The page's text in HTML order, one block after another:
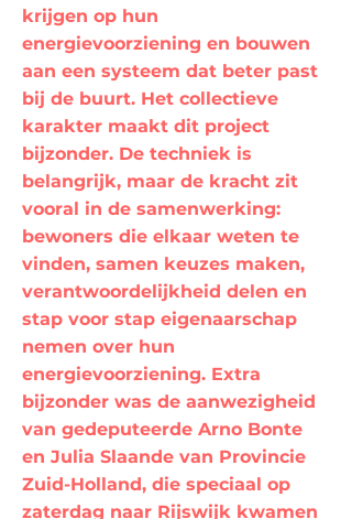
krijgen op hun
energievoorziening en bouwen
aan een systeem dat beter past
bij de buurt. Het collectieve
karakter maakt dit project
bijzonder. De techniek is
belangrijk, maar de kracht zit
vooral in de samenwerking:
bewoners die elkaar weten te
vinden, samen keuzes maken,
verantwoordelijkheid delen en
stap voor stap eigenaarschap
nemen over hun
energievoorziening. Extra
bijzonder was de aanwezigheid
van gedeputeerde Arno Bonte
en Julia Slaande van Provincie
Zuid-Holland, die speciaal op
zaterdag naar Rijswijk kwamen